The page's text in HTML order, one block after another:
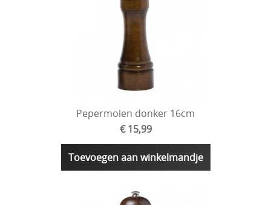
Pepermolen donker 16cm
€ 15,99
Toevoegen aan winkelmandje